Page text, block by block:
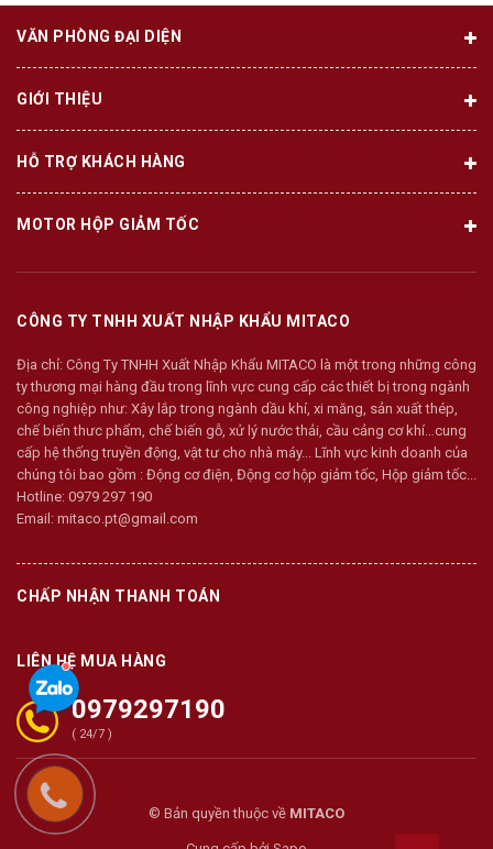
VĂN PHÒNG ĐẠI DIỆN
GIỚI THIỆU
HỖ TRỢ KHÁCH HÀNG
MOTOR HỘP GIẢM TỐC
CÔNG TY TNHH XUẤT NHẬP KHẨU MITACO
Địa chỉ: Công Ty TNHH Xuất Nhập Khẩu MITACO là một trong những công
ty thương mại hàng đầu trong lĩnh vực cung cấp các thiết bị trong ngành
công nghiệp như: Xây lắp trong ngành dầu khí, xi măng, sản xuất thép,
chế biến thưc phẩm, chế biến gỗ, xử lý nước thải, cầu cảng cơ khí…cung
cấp hệ thống truyền động, vật tư cho nhà máy... Lĩnh vực kinh doanh của
chúng tôi bao gồm : Động cơ điện, Động cơ hộp giảm tốc, Hộp giảm tốc...
Hotline: 0979 297 190
Email: mitaco.pt@gmail.com
CHẤP NHẬN THANH TOÁN
LIÊN HỆ MUA HÀNG
0979297190
( 24/7 )
© Bản quyền thuộc về MITACO